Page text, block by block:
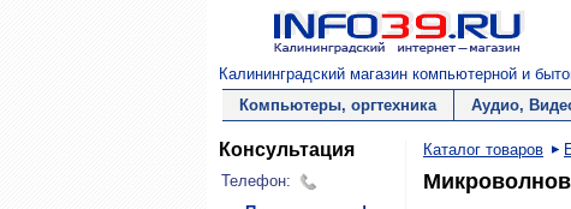
Калининградский магазин компьютерной и
Компьютеры, оргтехника
Аудио,
Консультация
Телефон:
Каталог товаров